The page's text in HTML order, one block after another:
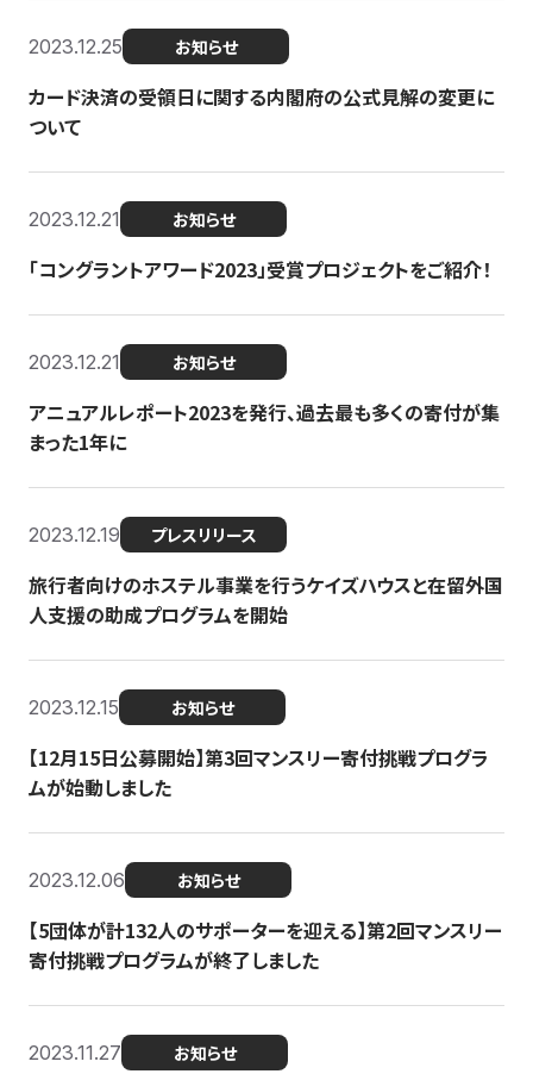
2023.12.25 お知らせ
カード決済の受領日に関する内閣府の公式見解の変更に
ついて
2023.12.21 お知らせ
「コングラントアワード2023」受賞プロジェクトをご紹介！
2023.12.21 お知らせ
アニュアルレポート2023を発行、過去最も多くの寄付が集
まった1年に
2023.12.19 プレスリリース
旅行者向けのホステル事業を行うケイズハウスと在留外国
人支援の助成プログラムを開始
2023.12.15 お知らせ
【12月15日公募開始】第3回マンスリー寄付挑戦プログラ
ムが始動しました
2023.12.06 お知らせ
【5団体が計132人のサポーターを迎える】第2回マンスリー
寄付挑戦プログラムが終了しました
2023.11.27 お知らせ